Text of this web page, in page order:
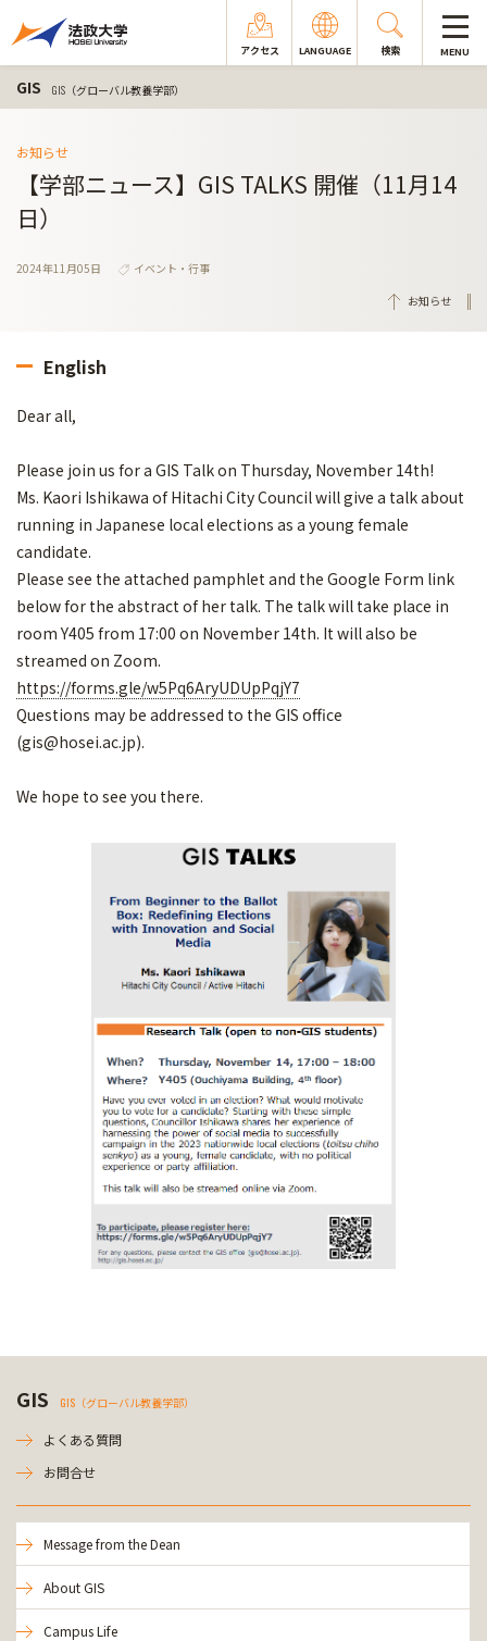
アクセス LANGUAGE 検索 MENU
GIS GIS（グローバル教養学部）
お知らせ
【学部ニュース】GIS TALKS 開催（11月14
日）
2024年11月05日
イベント・行事
お知らせ
English
Dear all,
Please join us for a GIS Talk on Thursday, November 14th!
Ms. Kaori Ishikawa of Hitachi City Council will give a talk about
running in Japanese local elections as a young female
candidate.
Please see the attached pamphlet and the Google Form link
below for the abstract of her talk. The talk will take place in
room Y405 from 17:00 on November 14th. It will also be
streamed on Zoom.
https://forms.gle/w5Pq6AryUDUpPqjY7
Questions may be addressed to the GIS office
(gis@hosei.ac.jp).
We hope to see you there.
GIS GIS（グローバル教養学部）
よくある質問
お問合せ
Message from the Dean
About GIS
Campus Life